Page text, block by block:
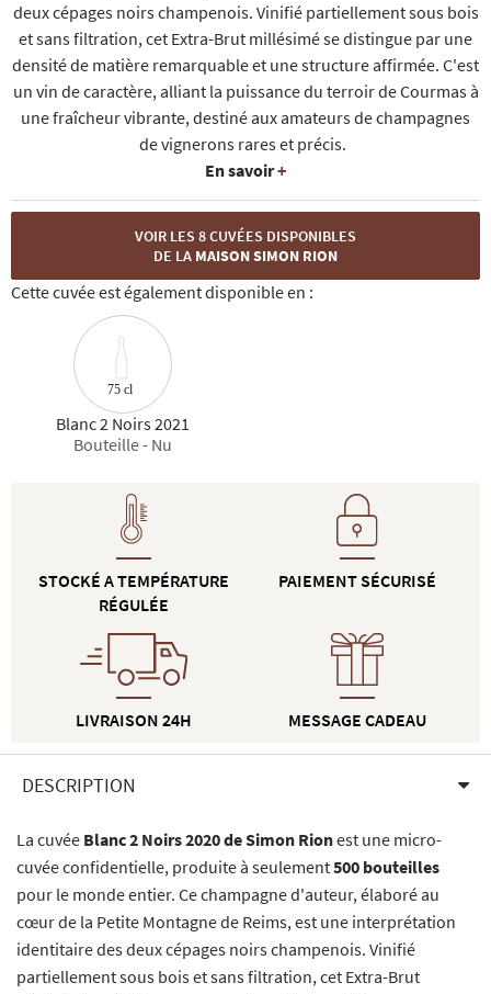
deux cépages noirs champenois. Vinifié partiellement sous bois
et sans filtration, cet Extra-Brut millésimé se distingue par une
densité de matière remarquable et une structure affirmée. C'est
un vin de caractère, alliant la puissance du terroir de Courmas à
une fraîcheur vibrante, destiné aux amateurs de champagnes
de vignerons rares et précis.
En savoir+
VOIR LES 8 CUVÉES DISPONIBLES
DE LA MAISON SIMON RION
Cette cuvée est également disponible en :
75 cl
Blanc 2 Noirs 2021
Bouteille - Nu
STOCKÉ A TEMPÉRATURE
RÉGULÉE
LIVRAISON 24H
PAIEMENT SÉCURISÉ
MESSAGE CADEAU
DESCRIPTION
La cuvée Blanc 2 Noirs 2020 de Simon Rionest une micro-
cuvée confidentielle, produite à seulement500 bouteilles
pour le monde entier. Ce champagne d'auteur, élaboré au
cœur de la Petite Montagne de Reims, est une interprétation
identitaire des deux cépages noirs champenois. Vinifié
partiellement sous bois et sans filtration, cet Extra-Brut